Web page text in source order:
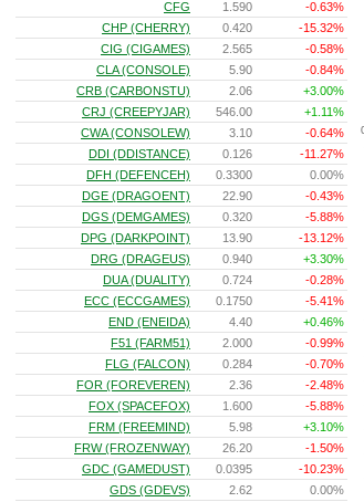
CFG
1.590
-0.63%
CHP (CHERRY)
0.420
-15.32%
CIG (CIGAMES)
2.565
-0.58%
CLA (CONSOLE)
5.90
-0.84%
CRB (CARBONSTU)
2.06
+3.00%
CRJ (CREEPYJAR)
546.00
+1.11%
CWA (CONSOLEW)
3.10
-0.64%
DDI (DDISTANCE)
0.126
-11.27%
DFH (DEFENCEH)
0.3300
0.00%
DGE (DRAGOENT)
22.90
-0.43%
DGS (DEMGAMES)
0.320
-5.88%
DPG (DARKPOINT)
13.90
-13.12%
DRG (DRAGEUS)
0.940
+3.30%
DUA (DUALITY)
0.724
-0.28%
ECC (ECCGAMES)
0.1750
-5.41%
END (ENEIDA)
4.40
+0.46%
F51 (FARM51)
2.000
-0.99%
FLG (FALCON)
0.284
-0.70%
FOR (FOREVEREN)
2.36
-2.48%
FOX (SPACEFOX)
1.600
-5.88%
FRM (FREEMIND)
5.98
+3.10%
FRW (FROZENWAY)
26.20
-1.50%
GDC (GAMEDUST)
0.0395
-10.23%
GDS (GDEVS)
2.62
0.00%